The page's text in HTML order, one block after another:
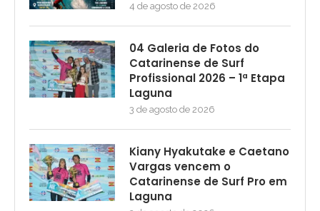
4 de agosto de 2026
04 Galeria de Fotos do
Catarinense de Surf
Profissional 2026 – 1ª Etapa
Laguna
3 de agosto de 2026
Kiany Hyakutake e Caetano
Vargas vencem o
Catarinense de Surf Pro em
Laguna